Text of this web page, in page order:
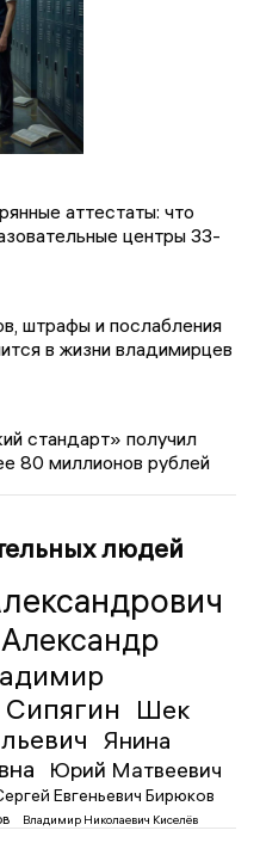
аттестаты: что
центры 33-
штрафы и послабления
в жизни владимирцев
стандарт» получил
80 миллионов рублей
людей
Шек
Янина
Юрий Матвеевич
Евгеньевич Бирюков
Владимир Николаевич Киселёв